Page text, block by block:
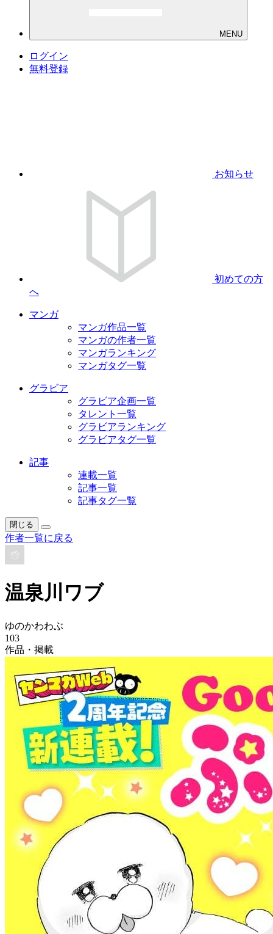
MENU
ログイン
無料登録
お知らせ
初めての方
へ
マンガ
マンガ作品一覧
マンガの作者一覧
マンガランキング
マンガタグ一覧
グラビア
グラビア企画一覧
タレント一覧
グラビアランキング
グラビアタグ一覧
記事
連載一覧
記事一覧
記事タグ一覧
閉じる
作者一覧に戻る
温泉川ワブ
ゆのかわわぶ
103
作品・掲載